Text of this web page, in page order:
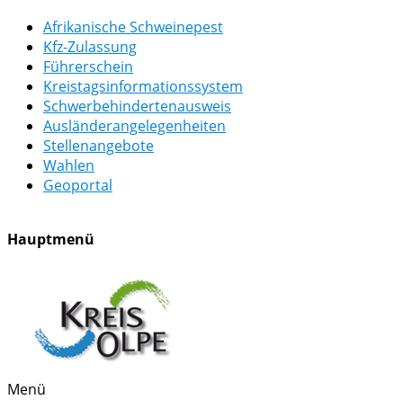
Afrikanische Schweinepest
Kfz-Zulassung
Führerschein
Kreistagsinformationssystem
Schwerbehindertenausweis
Ausländerangelegenheiten
Stellenangebote
Wahlen
Geoportal
Hauptmenü
Menü